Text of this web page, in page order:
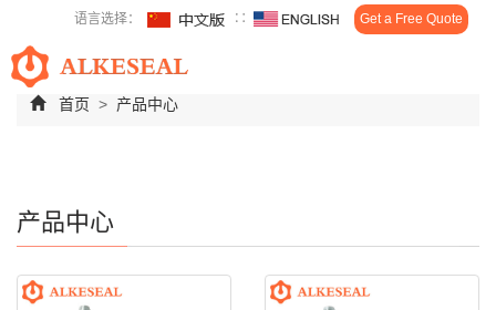
语言选择： ∷ Get a Free Quote
首页 > 产品中心
产品中心